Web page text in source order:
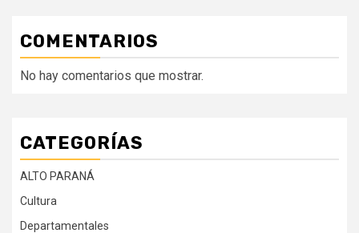
COMENTARIOS
No hay comentarios que mostrar.
CATEGORÍAS
ALTO PARANÁ
Cultura
Departamentales